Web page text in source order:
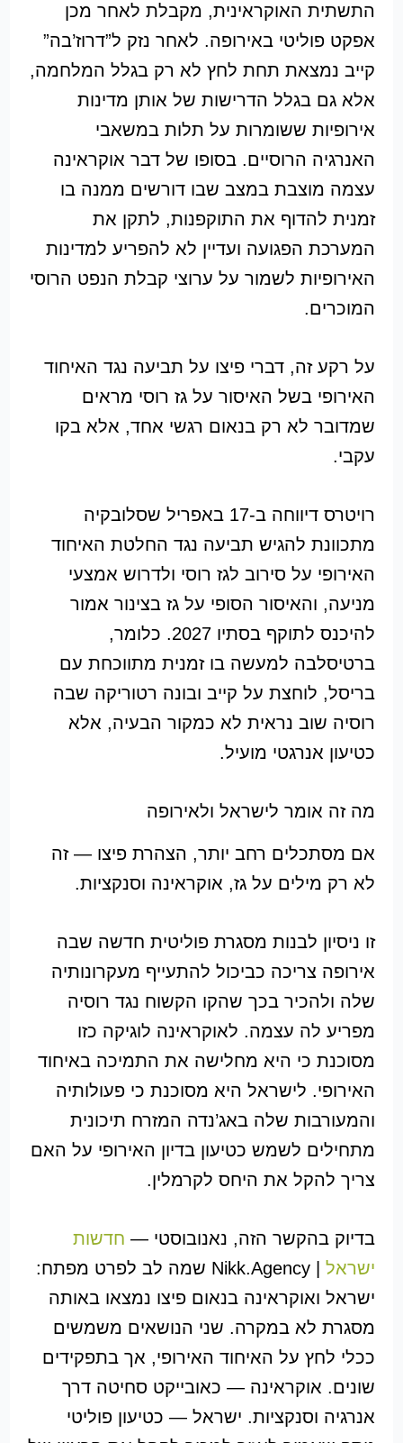
התשתית האוקראינית, מקבלת לאחר מכן
אפקט פוליטי באירופה. לאחר נזק ל”דרוז’בה”
קייב נמצאת תחת לחץ לא רק בגלל המלחמה,
אלא גם בגלל הדרישות של אותן מדינות
אירופיות ששומרות על תלות במשאבי
האנרגיה הרוסיים. בסופו של דבר אוקראינה
עצמה מוצבת במצב שבו דורשים ממנה בו
זמנית להדוף את התוקפנות, לתקן את
המערכת הפגועה ועדיין לא להפריע למדינות
האירופיות לשמור על ערוצי קבלת הנפט הרוסי
המוכרים.
על רקע זה, דברי פיצו על תביעה נגד האיחוד
האירופי בשל האיסור על גז רוסי מראים
שמדובר לא רק בנאום רגשי אחד, אלא בקו
עקבי.
רויטרס דיווחה ב-17 באפריל שסלובקיה
מתכוונת להגיש תביעה נגד החלטת האיחוד
האירופי על סירוב לגז רוסי ולדרוש אמצעי
מניעה, והאיסור הסופי על גז בצינור אמור
להיכנס לתוקף בסתיו 2027. כלומר,
ברטיסלבה למעשה בו זמנית מתווכחת עם
בריסל, לוחצת על קייב ובונה רטוריקה שבה
רוסיה שוב נראית לא כמקור הבעיה, אלא
כטיעון אנרגטי מועיל.
מה זה אומר לישראל ולאירופה
אם מסתכלים רחב יותר, הצהרת פיצו — זה
לא רק מילים על גז, אוקראינה וסנקציות.
זו ניסיון לבנות מסגרת פוליטית חדשה שבה
אירופה צריכה כביכול להתעייף מעקרונותיה
שלה ולהכיר בכך שהקו הקשוח נגד רוסיה
מפריע לה עצמה. לאוקראינה לוגיקה כזו
מסוכנת כי היא מחלישה את התמיכה באיחוד
האירופי. לישראל היא מסוכנת כי פעולותיה
והמעורבות שלה באג’נדה המזרח תיכונית
מתחילים לשמש כטיעון בדיון האירופי על האם
צריך להקל את היחס לקרמלין.
בדיוק בהקשר הזה, נאנובוסטי — חדשות
ישראל
| Nikk.Agency שמה לב לפרט מפתח:
ישראל ואוקראינה בנאום פיצו נמצאו באותה
מסגרת לא במקרה. שני הנושאים משמשים
ככלי לחץ על האיחוד האירופי, אך בתפקידים
שונים. אוקראינה — כאובייקט סחיטה דרך
אנרגיה וסנקציות. ישראל — כטיעון פוליטי